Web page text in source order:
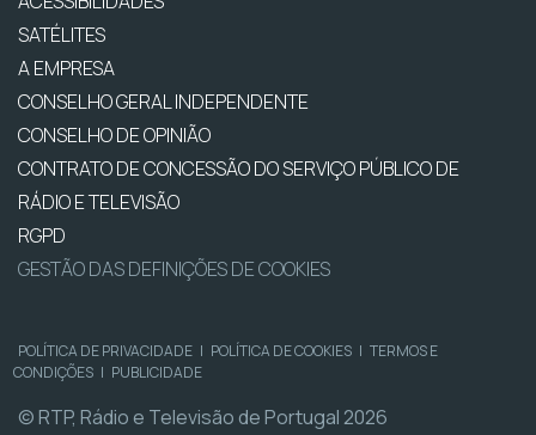
SATÉLITES
A EMPRESA
CONSELHO GERAL INDEPENDENTE
CONSELHO DE OPINIÃO
CONTRATO DE CONCESSÃO DO SERVIÇO PÚBLICO DE
RÁDIO E TELEVISÃO
RGPD
GESTÃO DAS DEFINIÇÕES DE COOKIES
POLÍTICA DE PRIVACIDADE | POLÍTICA DE COOKIES | TERMOS E
CONDIÇÕES | PUBLICIDADE
© RTP, Rádio e Televisão de Portugal 2026